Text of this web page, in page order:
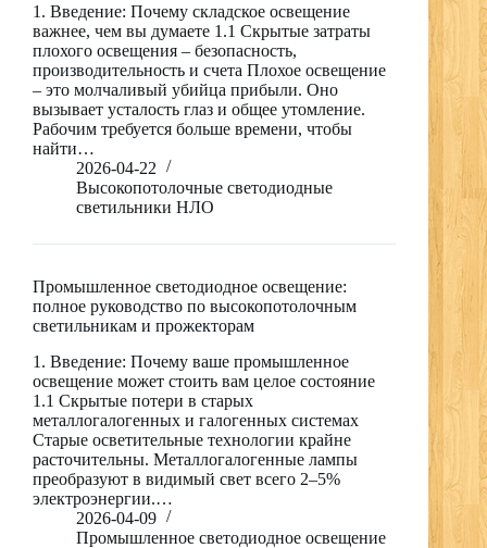
1. Введение: Почему складское освещение
важнее, чем вы думаете 1.1 Скрытые затраты
плохого освещения – безопасность,
производительность и счета Плохое освещение
– это молчаливый убийца прибыли. Оно
вызывает усталость глаз и общее утомление.
Рабочим требуется больше времени, чтобы
найти…
2026-04-22
Высокопотолочные светодиодные
светильники НЛО
Промышленное светодиодное освещение:
полное руководство по высокопотолочным
светильникам и прожекторам
1. Введение: Почему ваше промышленное
освещение может стоить вам целое состояние
1.1 Скрытые потери в старых
металлогалогенных и галогенных системах
Старые осветительные технологии крайне
расточительны. Металлогалогенные лампы
преобразуют в видимый свет всего 2–5%
электроэнергии.…
2026-04-09
Промышленное светодиодное освещение